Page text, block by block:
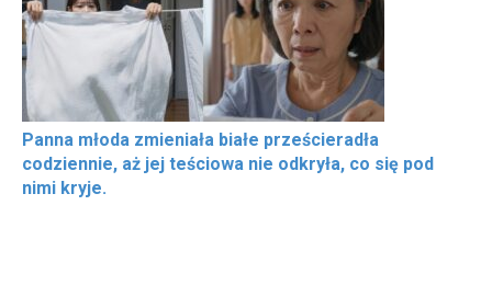
Panna młoda zmieniała białe prześcieradła
codziennie, aż jej teściowa nie odkryła, co się pod
nimi kryje.